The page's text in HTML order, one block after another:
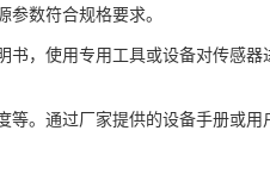
数符合规格要求。
，使用专用工具或设备对传感
。通过厂家提供的设备手册或